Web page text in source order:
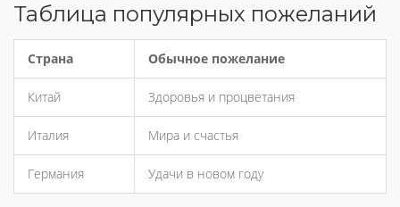
Таблица популярных пожеланий
Страна Обычное пожелание
Китай Здоровья и процветания
Италия Мира и счастья
Германия Удачи в новом году